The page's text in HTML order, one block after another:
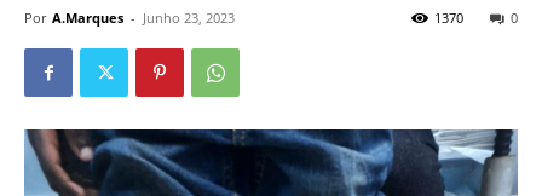
Por A.Marques - Junho 23, 2023 0
1370